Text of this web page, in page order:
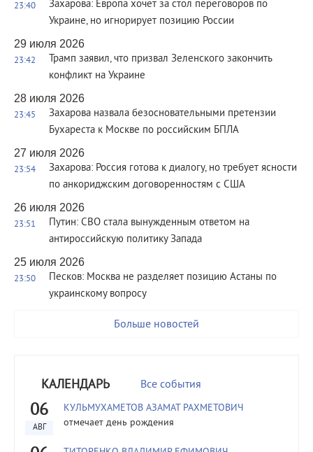
23:40
Захарова: Европа хочет за стол переговоров по
Украине, но игнорирует позицию России
29 июля 2026
23:42
Трамп заявил, что призвал Зеленского закончить
конфликт на Украине
28 июля 2026
23:45
Захарова назвала безосновательными претензии
Бухареста к Москве по российским БПЛА
27 июля 2026
23:54
Захарова: Россия готова к диалогу, но требует ясности
по анкориджским договоренностям с США
26 июля 2026
23:51
Путин: СВО стала вынужденным ответом на
антироссийскую политику Запада
25 июля 2026
23:50
Песков: Москва не разделяет позицию Астаны по
украинскому вопросу
Больше новостей
КАЛЕНДАРЬ Все события
06
АВГ
КУЛЬМУХАМЕТОВ АЗАМАТ РАХМЕТОВИЧ
отмечает день рождения